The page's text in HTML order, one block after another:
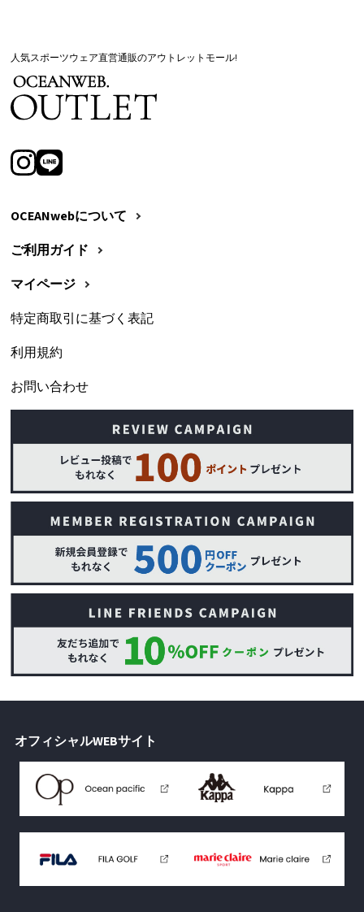
人気スポーツウェア直営通販のアウトレットモール!
OCEANwebについて
ご利用ガイド
マイページ
特定商取引に基づく表記
利用規約
お問い合わせ
オフィシャルWEBサイト